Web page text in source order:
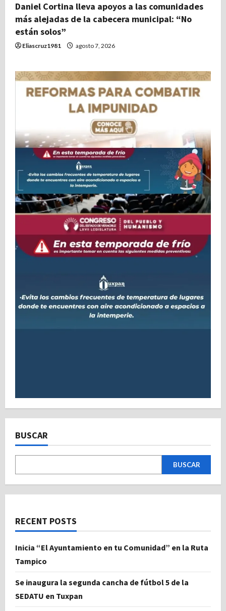
Daniel Cortina lleva apoyos a las comunidades
más alejadas de la cabecera municipal: “No
están solos”
Eliascruz1981 agosto 7, 2026
BUSCAR
BUSCAR
RECENT POSTS
Inicia “El Ayuntamiento en tu Comunidad” en la Ruta
Tampico
Se inaugura la segunda cancha de fútbol 5 de la
SEDATU en Tuxpan